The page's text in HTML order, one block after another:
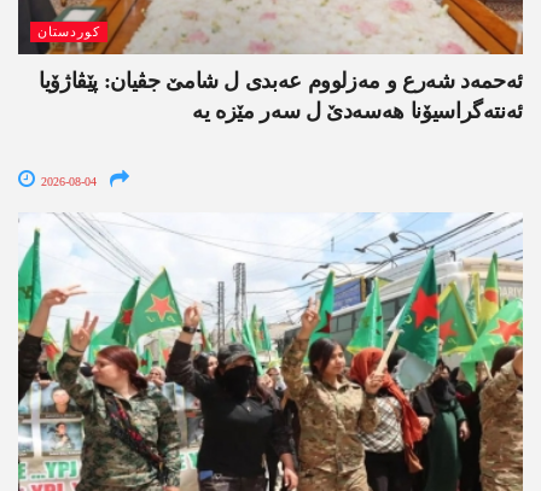
کوردستان
ئەحمەد شەرع و مەزلووم عەبدی ل شامێ جڤیان: پێڤاژۆیا
ئەنتەگراسیۆنا ھەسەدێ ل سەر مێزە یە
2026-08-04